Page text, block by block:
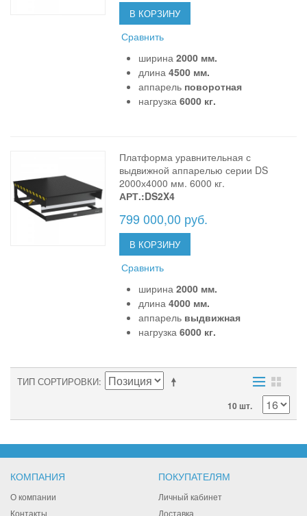
В КОРЗИНУ
Сравнить
ширина2000 мм.
длина4500 мм.
аппарель поворотная
нагрузка 6000 кг.
Платформа уравнительная с
выдвижной аппарелью серии DS
2000х4000 мм. 6000 кг.
АРТ.:DS2X4
799 000,00 руб.
В КОРЗИНУ
Сравнить
ширина2000 мм.
длина4000 мм.
аппарель выдвижная
нагрузка 6000 кг.
ТИП СОРТИРОВКИ
10 шт.
КОМПАНИЯ
О компании
Контакты
ПОКУПАТЕЛЯМ
Личный кабинет
Доставка